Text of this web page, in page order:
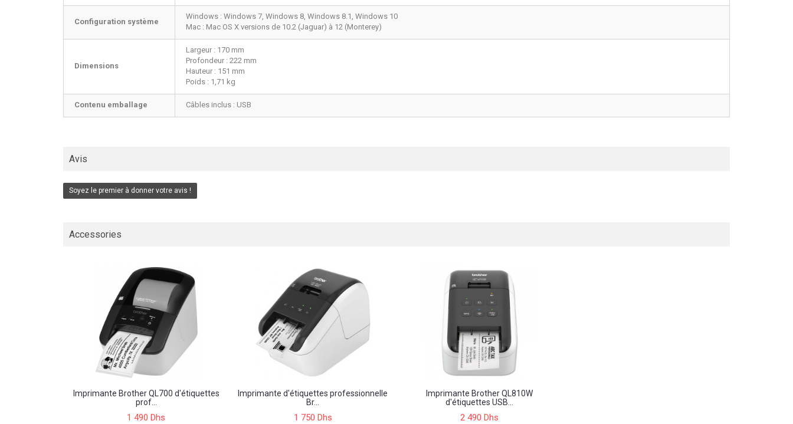
Configuration système
Windows : Windows 7, Windows 8, Windows 8.1, Windows 10
Mac : Mac OS X versions de 10.2 (Jaguar) à 12 (Monterey)
Dimensions
Largeur : 170 mm
Profondeur : 222 mm
Hauteur : 151 mm
Poids : 1,71 kg
Contenu emballage Câbles inclus : USB
Avis
Soyez le premier à donner votre avis !
Accessories
Imprimante Brother QL700 d'étiquettes
prof...
1 490 Dhs
Imprimante d'étiquettes professionnelle
Br...
1 750 Dhs
Imprimante Brother QL810W
d'étiquettes USB...
2 490 Dhs